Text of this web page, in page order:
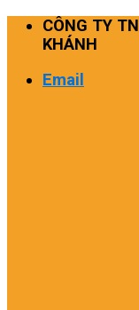
Skip
CÔNG TY
KHÁNH
Email